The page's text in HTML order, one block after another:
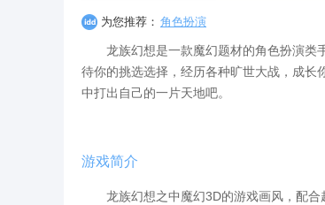
为您推荐： 角色扮演
龙族幻想是一款魔幻题材的角色扮演类
待你的挑选选择，经历各种旷世大战，成长
中打出自己的一片天地吧。
游戏简介
龙族幻想之中魔幻3D的游戏画风，配合